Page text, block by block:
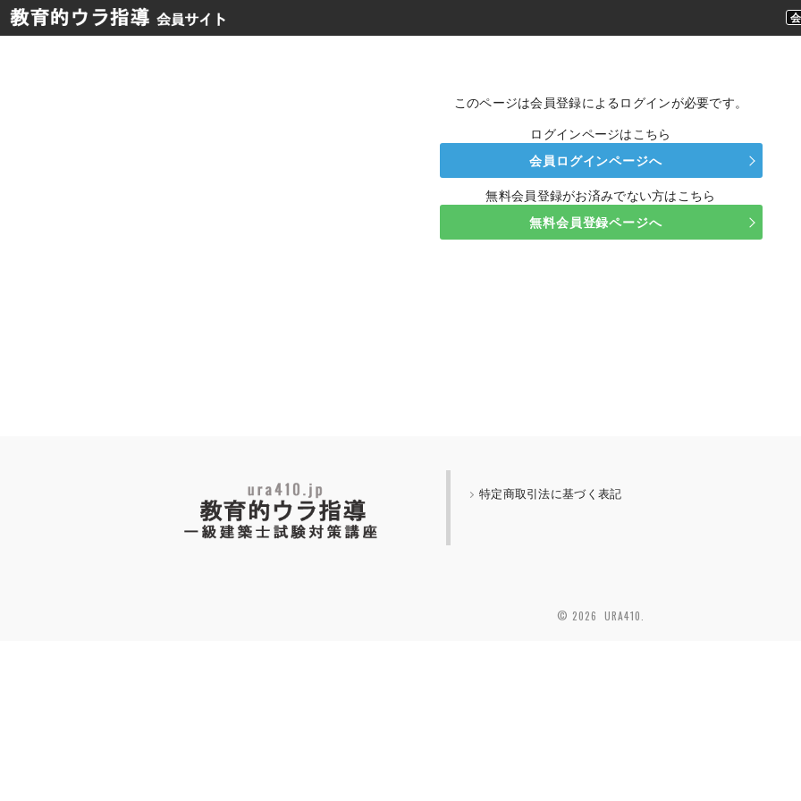
このページは会員登録によるログインが必要です。
ログインページはこちら
会員ログインページへ
無料会員登録がお済みでない方はこちら
無料会員登録ページへ
特定商取引法に基づく表記
© 2026 URA410.